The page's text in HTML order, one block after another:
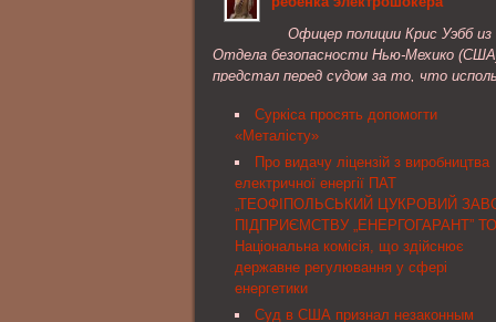
науково-технічної ради Мінрегіону України
листопада 2013 року № 193 НАКАЗУЮ:
Офицер полиции Крис Уэбб из
Отдела безопасности Нью-Мехико
предстал перед судом за то, что
применил спецсредство после того, как
ребенок ...
Суркіса просять допомогти
«Металісту»
Про видачу ліцензій з виробництва
електричної енергії ПАТ
„ТЕОФІПОЛЬСЬКИЙ ЦУКРОВИЙ
ПІДПРИЄМСТВУ „ЕНЕРГОГАРАНТ”
Національна комісія, що здійснює
державне регулювання у сфері
енергетики
Суд в США признал незаконным